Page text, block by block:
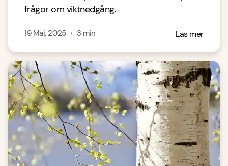
frågor om viktnedgång.
19 Maj, 2025・ 3 min Läs mer